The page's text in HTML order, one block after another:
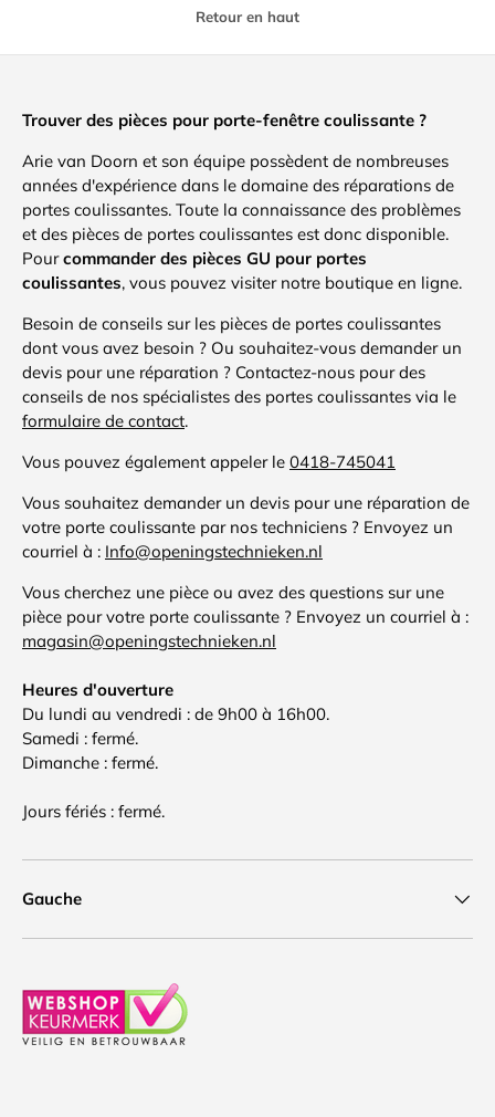
Retour en haut
Trouver des pièces pour porte-fenêtre coulissante ?
Arie van Doorn et son équipe possèdent de nombreuses
années d'expérience dans le domaine des réparations de
portes coulissantes. Toute la connaissance des problèmes
et des pièces de portes coulissantes est donc disponible.
Pourcommander des pièces GU pour portes
coulissantes, vous pouvez visiter notre boutique en ligne.
Besoin de conseils sur les pièces de portes coulissantes
dont vous avez besoin ? Ou souhaitez-vous demander un
devis pour une réparation ? Contactez-nous pour des
conseils de nos spécialistes des portes coulissantes via le
formulaire de contact.
Vous pouvez également appeler le 0418-745041
Vous souhaitez demander un devis pour une réparation de
votre porte coulissante par nos techniciens ? Envoyez un
courriel à : Info@openingstechnieken.nl
Vous cherchez une pièce ou avez des questions sur une
pièce pour votre porte coulissante ? Envoyez un courriel à :
magasin@openingstechnieken.nl
Heures d'ouverture
Du lundi au vendredi : de 9h00 à 16h00.
Samedi : fermé.
Dimanche : fermé.
Jours fériés : fermé.
Gauche